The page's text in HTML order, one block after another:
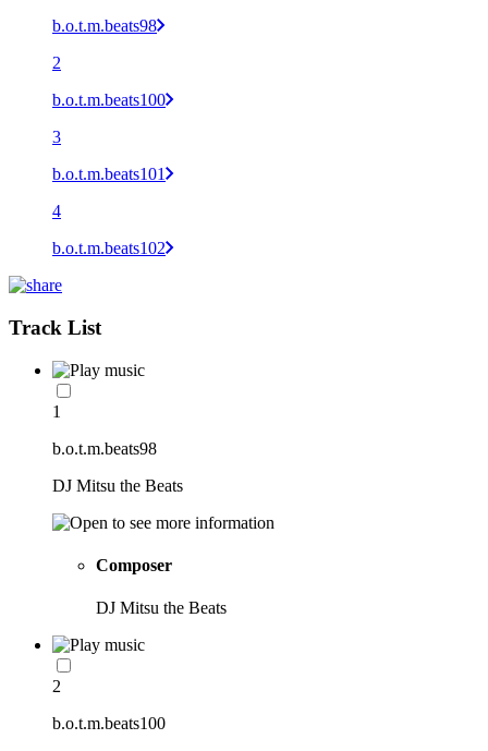
b.o.t.m.beats98
2
b.o.t.m.beats100
3
b.o.t.m.beats101
4
b.o.t.m.beats102
Track List
1
b.o.t.m.beats98
DJ Mitsu the Beats
Composer
DJ Mitsu the Beats
2
b.o.t.m.beats100